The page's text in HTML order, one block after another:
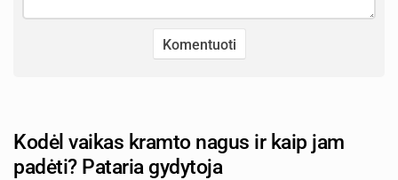
Kodėl vaikas kramto nagus ir kaip jam
padėti? Pataria gydytoja